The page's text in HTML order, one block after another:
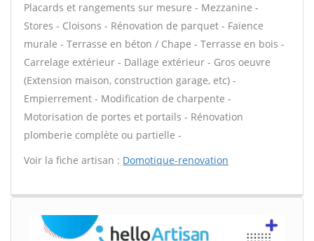
Placards et rangements sur mesure - Mezzanine -
Stores - Cloisons - Rénovation de parquet - Faïence
murale - Terrasse en béton / Chape - Terrasse en bois -
Carrelage extérieur - Dallage extérieur - Gros oeuvre
(Extension maison, construction garage, etc) -
Empierrement - Modification de charpente -
Motorisation de portes et portails - Rénovation
plomberie complète ou partielle -
Voir la fiche artisan : Domotique-renovation